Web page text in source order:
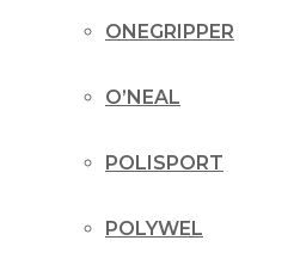
ONEGRIPPER
O’NEAL
POLISPORT
POLYWEL